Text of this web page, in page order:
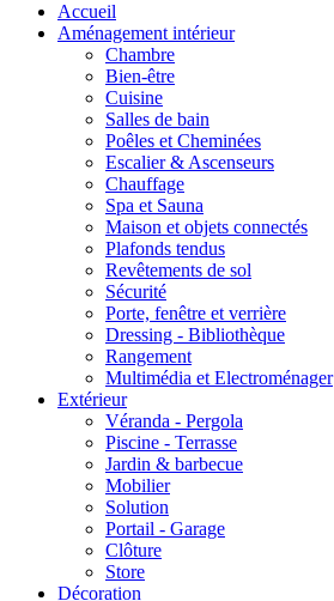
Accueil
Aménagement intérieur
Chambre
Bien-être
Cuisine
Salles de bain
Poêles et Cheminées
Escalier & Ascenseurs
Chauffage
Spa et Sauna
Maison et objets connectés
Plafonds tendus
Revêtements de sol
Sécurité
Porte, fenêtre et verrière
Dressing - Bibliothèque
Rangement
Multimédia et Electroménager
Extérieur
Véranda - Pergola
Piscine - Terrasse
Jardin & barbecue
Mobilier
Solution
Portail - Garage
Clôture
Store
Décoration